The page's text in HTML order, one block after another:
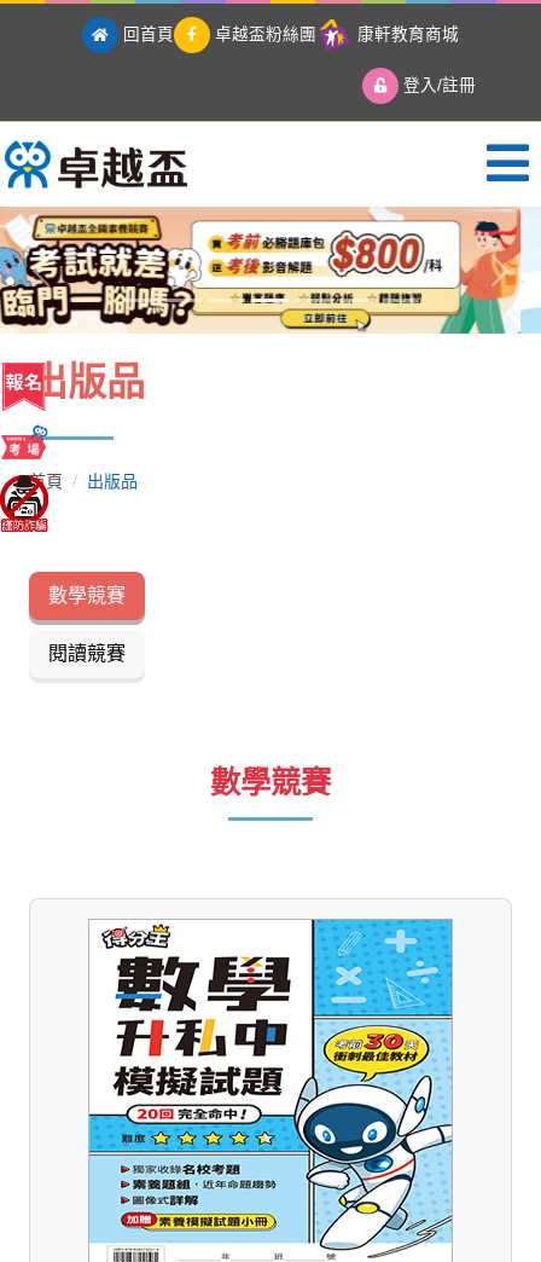
回首頁 卓越盃粉絲團 康軒教育商城
登入/註冊
卓越盃全國競賽
Previous Next
出版品
首頁 出版品
數學競賽
閱讀競賽
數學競賽